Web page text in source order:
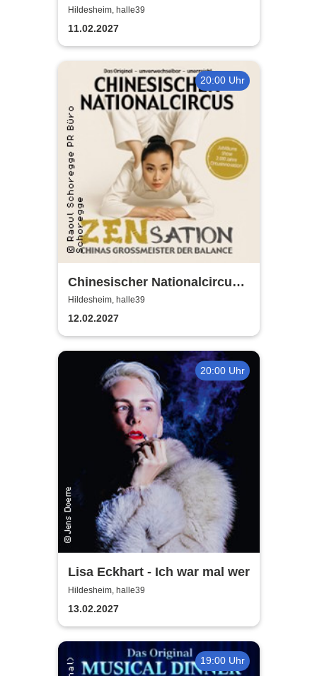
Floyd Tribute Show
Hildesheim, halle39
11.02.2027
20:00 Uhr
Chinesischer Nationalcircus -
ZENsation - Chinas
Grossmeister der Balance
Hildesheim, halle39
12.02.2027
20:00 Uhr
Lisa Eckhart - Ich war mal wer
Hildesheim, halle39
13.02.2027
19:00 Uhr